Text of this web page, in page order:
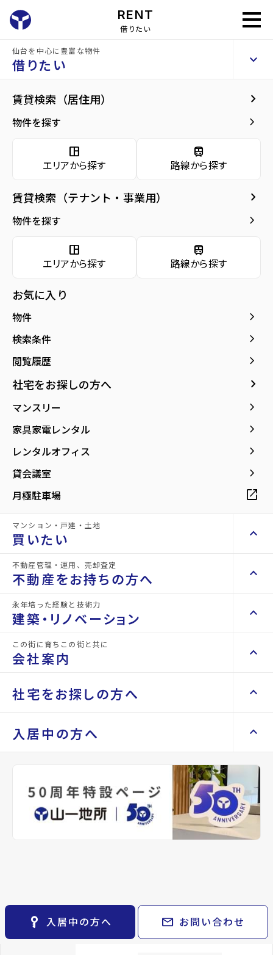
RENT
借りたい
仙台を中心に豊富な物件
借りたい keyboard_arrow_up
賃貸検索（居住用） keyboard_arrow_right
物件を探す keyboard_arrow_right
space_dashboard
エリアから探す
train
路線から探す
賃貸検索（テナント・事業用） keyboard_arrow_right
物件を探す keyboard_arrow_right
space_dashboard
エリアから探す
train
路線から探す
お気に入り
物件 keyboard_arrow_right
検索条件 keyboard_arrow_right
閲覧履歴 keyboard_arrow_right
社宅をお探しの方へ keyboard_arrow_right
マンスリー keyboard_arrow_right
家具家電レンタル keyboard_arrow_right
レンタルオフィス keyboard_arrow_right
貸会議室 keyboard_arrow_right
月極駐車場 open_in_new
マンション・戸建・土地
買いたい keyboard_arrow_up
不動産を買いたい方へ keyboard_arrow_right
space_dashboard
エリアから探す
space_dashboard
土地を探す
エリアから探す
train
路線から探す
事業用・投資用を探す keyboard_arrow_right
検索条件
閲覧履歴 keyboard_arrow_right
不動産管理・運用、売却査定
不動産をお持ちの方へ keyboard_arrow_up
不動産をお持ちの方へ keyboard_arrow_right
山一地所の賃貸管理
不動産を貸すまでの流れ
空き家サポートサービス
不動産を売却したい keyboard_arrow_right
相続相談をしたい keyboard_arrow_right
不動産に投資したい keyboard_arrow_right
永年培った経験と技術力
建築・リノベーション keyboard_arrow_up
建築・リノベーション keyboard_arrow_right
Renotta（リノッタ） keyboard_arrow_right
この街に育ちこの街と共に
会社案内 keyboard_arrow_up
会社案内 keyboard_arrow_right
会社概要・沿革 keyboard_arrow_right
keyboard_arrow_right
パーパス keyboard_arrow_right
CM紹介
社宅をお探しの方へ keyboard_arrow_up
社宅をお探しの方へ keyboard_arrow_right
keyboard_arrow_right
レンタルオフィス keyboard_arrow_right
貸会議室 keyboard_arrow_right
open_in_new
入居中の方へ keyboard_arrow_up
keyboard_arrow_right
退去される方へ keyboard_arrow_right
※準備中 住まいのしおり（PDF）
key_vertical 入居中の方へ mail お問い合わせ
賃貸アパート ハイツジョイ
建物概要
現在募集中の物件arrow_forward
arrow_forward
地図・周辺環境 arrow_forward
ハイツジョイ 2階
管理費・共益費
間取り
2階／2階建て
アクセス
仙台市営バス バス停『三百人町西』から徒
所在地 宮城県仙台市若林区五十人町
location_on グーグルマップでみる
築年月 1989年11月
【山一地所の『初期費用5万円パック』対
詳細情報 details
物件名 ハイツジョイ
所在地
仙台市地下鉄南北線/愛宕橋駅 徒歩15分
徒歩3分
ート
築年月
年11月
間取り 1K 間取り内訳
洋室 8
帖
骨
所在階/階建 2階／地上2階